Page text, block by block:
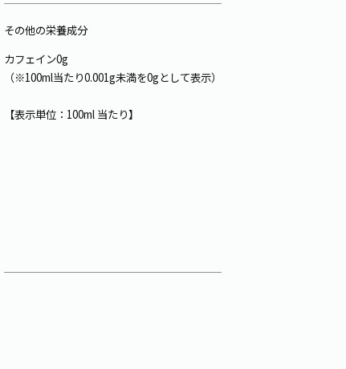
その他の栄養成分
カフェイン0g
（※100ml当たり0.001g未満を0gとして表示）
【表示単位：100ml 当たり】